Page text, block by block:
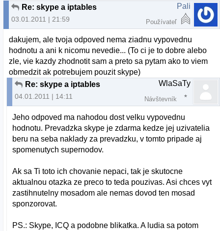
Re: skype a iptables
03.01.2011 | 21:59
Pali
Používateľ
dakujem, ale tvoja odpoved nema ziadnu vypovednu
hodnotu a ani k nicomu nevedie... (To ci je to dobre alebo
zle, vie kazdy zhodnotit sam a preto sa pytam ako to viem
obmedzit ak potrebujem pouzit skype)
Re: skype a iptables
04.01.2011 | 14:11
WlaSaTy
Návštevník
Jeho odpoved ma nahodou dost velku vypovednu
hodnotu. Prevadzka skype je zdarma kedze jej uzivatelia
beru na seba naklady za prevadzku, v tomto pripade aj
spomenutych supernodov.
Ak sa Ti toto ich chovanie nepaci, tak je skutocne
aktualnou otazka ze preco to teda pouzivas. Asi chces vyt
zastihnutelny mosadom ale nemas dovod ten mosad
sponzorovat.
PS.: Skype, ICQ a podobne blikatka. A ludia sa potom